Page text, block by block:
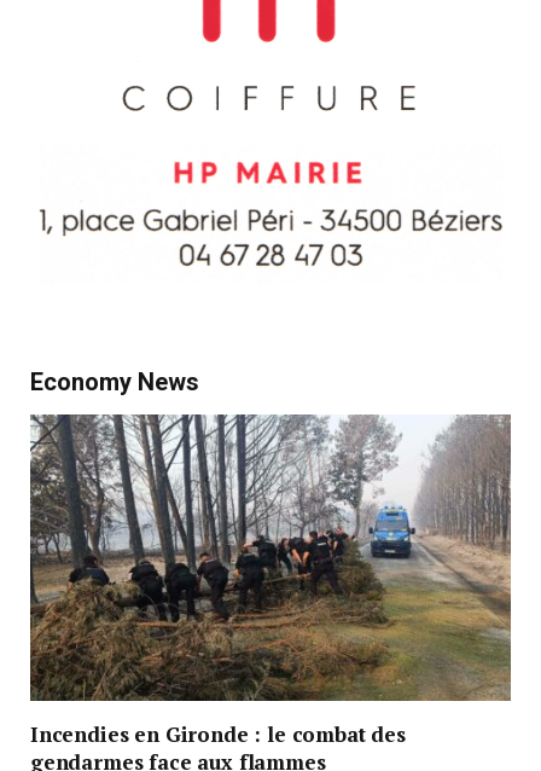
Economy News
Incendies en Gironde : le combat des
gendarmes face aux flammes